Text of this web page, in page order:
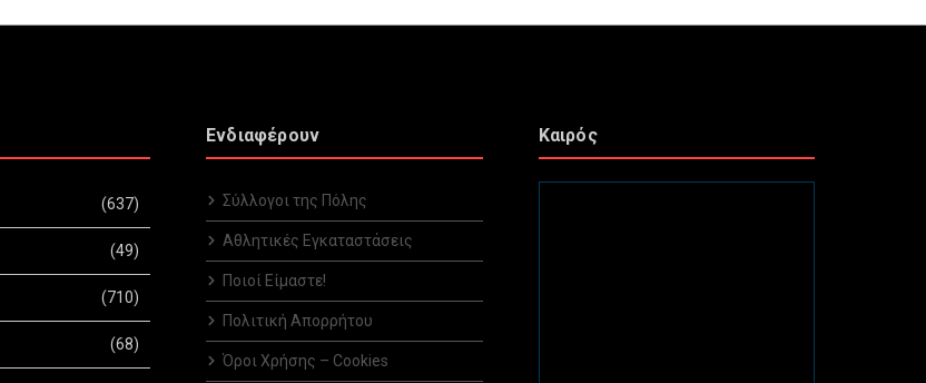
(637)
(49)
(710)
(68)
Ενδιαφέρουν
Σύλλογοι της Πόλης
Αθλητικές Εγκαταστάσεις
Ποιοί Είμαστε!
Πολιτική Απορρήτου
Όροι Χρήσης – Cookies
Καιρός